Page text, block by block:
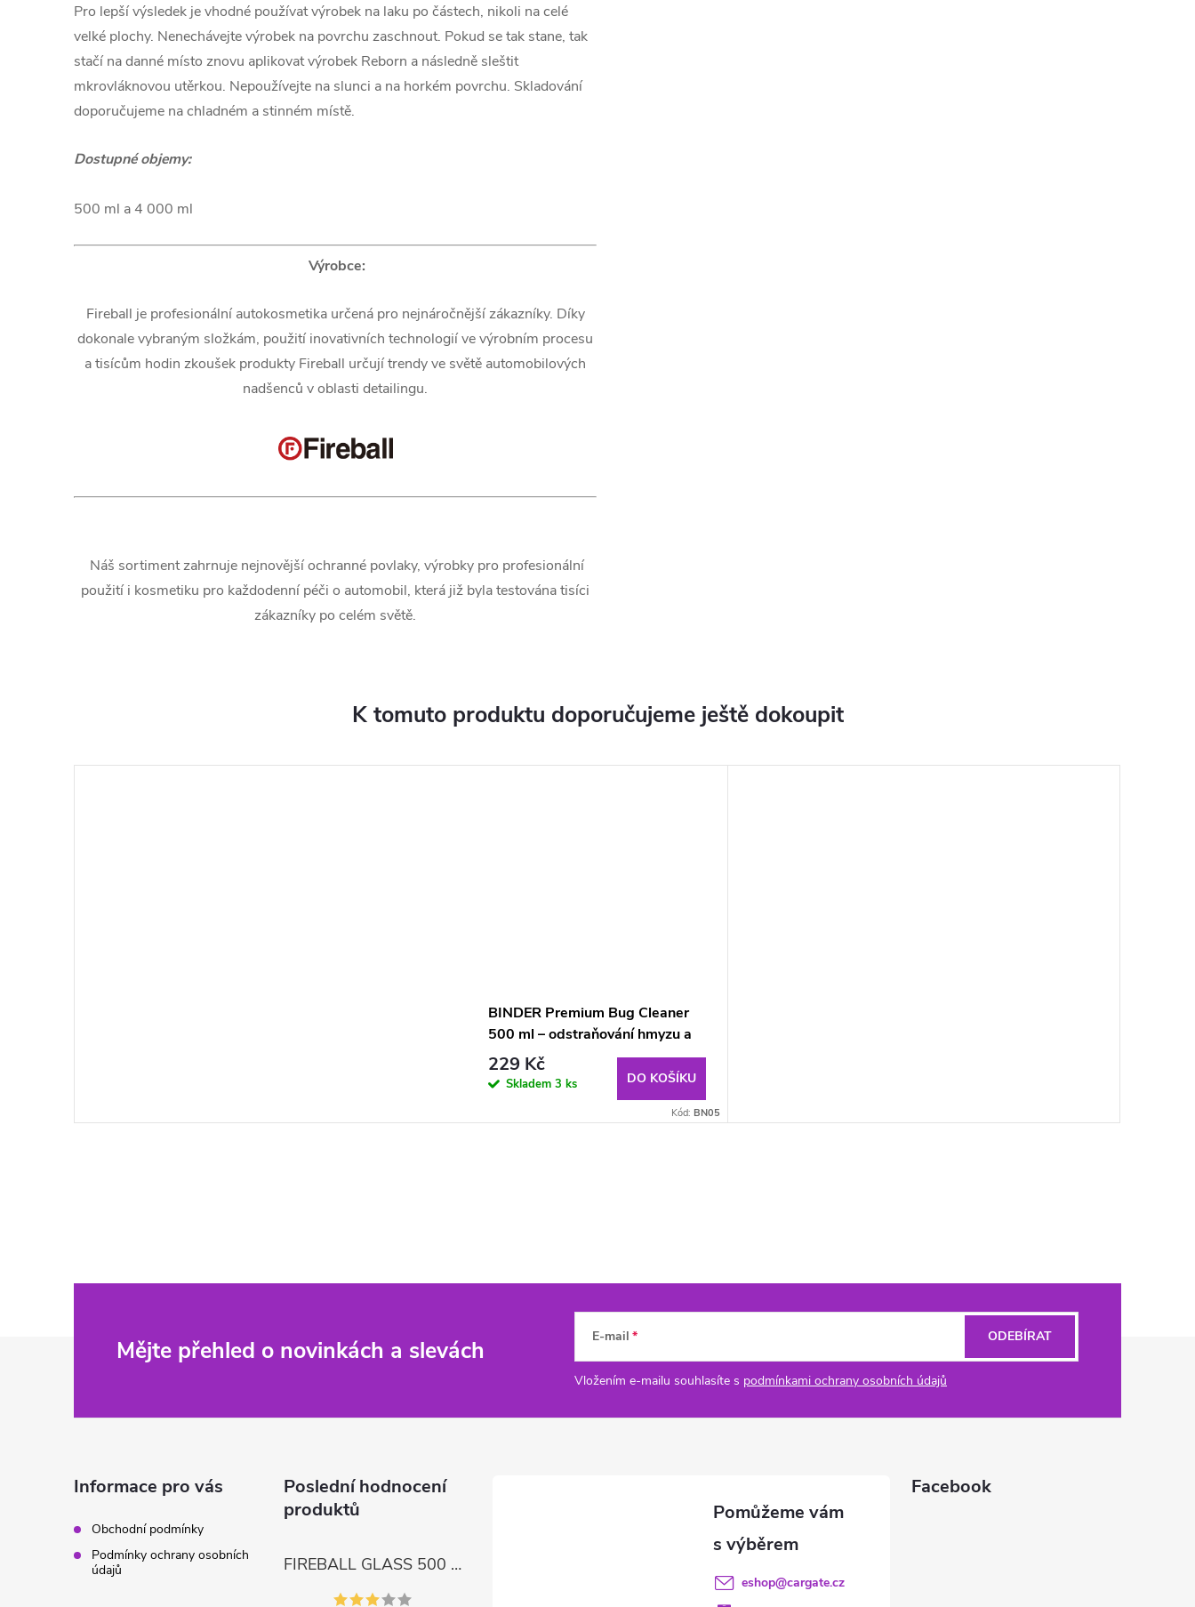
Pro lepší výsledek je vhodné používat výrobek na laku po částech, nikoli na celé
velké plochy. Nenechávejte výrobek na povrchu zaschnout. Pokud se tak stane, tak
stačí na danné místo znovu aplikovat výrobek Reborn a následně sleštit
mkrovláknovou utěrkou. Nepoužívejte na slunci a na horkém povrchu. Skladování
doporučujeme na chladném a stinném místě.
Dostupné objemy:
500 ml a 4 000 ml
Výrobce:
Fireball je profesionální autokosmetika určená pro nejnáročnější zákazníky. Díky
dokonale vybraným složkám, použití inovativních technologií ve výrobním procesu
a tisícům hodin zkoušek produkty Fireball určují trendy ve světě automobilových
nadšenců v oblasti detailingu.
Náš sortiment zahrnuje nejnovější ochranné povlaky, výrobky pro profesionální
použití i kosmetiku pro každodenní péči o automobil, která již byla testována tisíci
zákazníky po celém světě.
K tomuto produktu doporučujeme ještě dokoupit
BINDER Premium Bug Cleaner
500 ml – odstraňování hmyzu a
nečistot z vozidel
229 Kč
Skladem 3 ks DO KOŠÍKU
Kód: BN05
Mějte přehled o novinkách a slevách E-mail
Vložením e-mailu souhlasíte s podmínkami ochrany osobních údajů
ODEBÍRAT
Informace pro vás
Obchodní podmínky
Podmínky ochrany osobních
údajů
Poslední hodnocení
produktů
FIREBALL GLASS 500 ml – čisticí prostředek na skla a LCD displeje
eshop@cargate.cz
Facebook